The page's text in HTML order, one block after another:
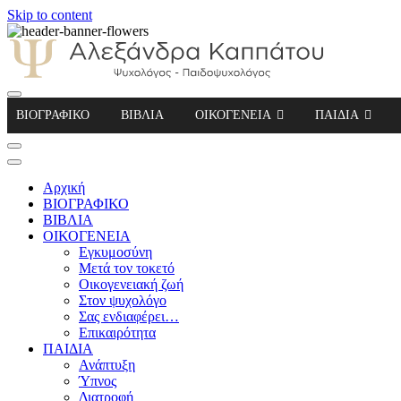
Skip to content
Αλεξάνδρα Καππάτου Ψυχολόγος –
ΒΙΟΓΡΑΦΙΚΟ ΒΙΒΛΙΑ ΟΙΚΟΓΕΝΕΙΑ ΠΑΙΔΙΑ
Αρχική
ΒΙΟΓΡΑΦΙΚΟ
ΒΙΒΛΙΑ
ΟΙΚΟΓΕΝΕΙΑ
Εγκυμοσύνη
Μετά τον τοκετό
Οικογενειακή ζωή
Στον ψυχολόγο
Σας ενδιαφέρει…
Επικαιρότητα
ΠΑΙΔΙΑ
Ανάπτυξη
Ύπνος
Διατροφή